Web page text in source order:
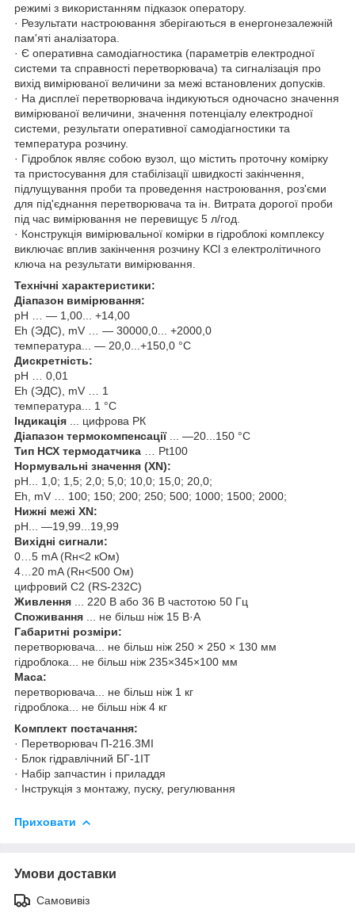
режимі з використанням підказок оператору.
· Результати настроювання зберігаються в енергонезалежній
пам'яті аналізатора.
· Є оперативна самодіагностика (параметрів електродної
системи та справності перетворювача) та сигналізація про
вихід вимірюваної величини за межі встановлених допусків.
· На дисплеї перетворювача індикуються одночасно значення
вимірюваної величини, значення потенціалу електродної
системи, результати оперативної самодіагностики та
температура розчину.
· Гідроблок являє собою вузол, що містить проточну комірку
та пристосування для стабілізації швидкості закінчення,
підлущування проби та проведення настроювання, роз'єми
для під'єднання перетворювача та ін. Витрата дорогої проби
під час вимірювання не перевищує 5 л/год.
· Конструкція вимірювальної комірки в гідроблокі комплексу
виключає вплив закінчення розчину KCl з електролітичного
ключа на результати вимірювання.
Технічні характеристики:
Діапазон вимірювання:
рН … — 1,00... +14,00
Eh (ЭДС), mV … — 30000,0... +2000,0
температура... — 20,0...+150,0 °С
Дискретність:
рН … 0,01
Eh (ЭДС), mV … 1
температура... 1 °С
Індикація ... цифрова РК
Діапазон термокомпенсації... —20...150 °C
Тип НСХ термодатчика … Pt100
Нормувальні значення (XN):
pH... 1,0; 1,5; 2,0; 5,0; 10,0; 15,0; 20,0;
Eh, mV … 100; 150; 200; 250; 500; 1000; 1500; 2000;
Нижні межі XN:
pH... —19,99...19,99
Вихідні сигнали:
0…5 mA (Rн<2 кОм)
4…20 mA (Rн<500 Ом)
цифровий C2 (RS-232C)
Живлення ... 220 В або 36 В частотою 50 Гц
Споживання ... не більш ніж 15 В·А
Габаритні розміри:
перетворювача... не більш ніж 250 × 250 × 130 мм
гідроблока... не більш ніж 235×345×100 мм
Маса:
перетворювача... не більш ніж 1 кг
гідроблока... не більш ніж 4 кг
Комплект постачання:
· Перетворювач П-216.3МІ
· Блок гідравлічний БГ-1ІТ
· Набір запчастин і приладдя
· Інструкція з монтажу, пуску, регулювання
Приховати
Умови доставки
Самовивіз